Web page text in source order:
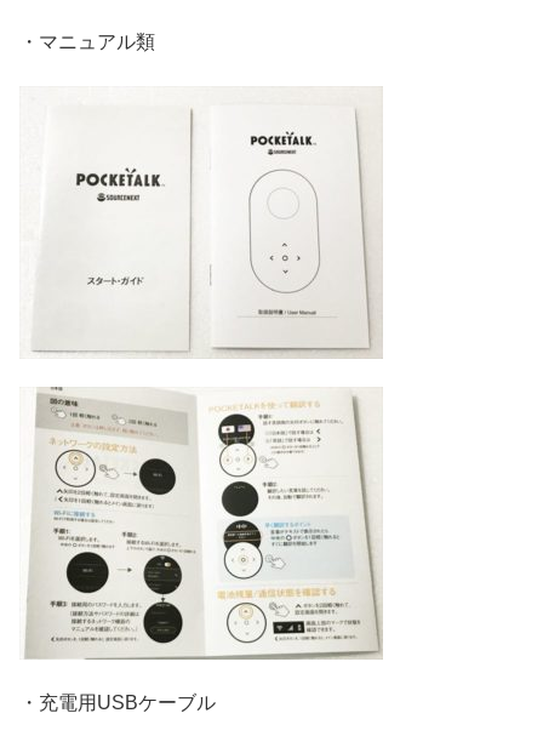
・マニュアル類
・充電用USBケーブル